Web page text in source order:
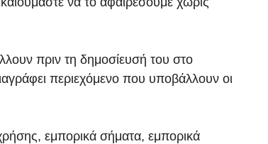
πριν τη δημοσίευσή του στο
περιεχόμενο που υποβάλλουν οι
εμπορικά σήματα, εμπορικά